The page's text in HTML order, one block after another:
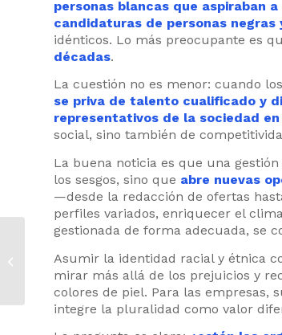
personas blancas que aspiraban
candidaturas de personas
idénticos. Lo más preocupante es
décadas.
La cuestión no es menor: cuando
se priva de talento cualificado y
representativos de la sociedad
social, sino también de
La buena noticia es que una
los sesgos, sino que abre nuevas
—desde la redacción de ofertas
perfiles variados, enriquecer el
gestionada de forma adecuada, se
Asumir la identidad racial y étnica
mirar más allá de los prejuicios y
colores de piel. Para las empresas,
integre la pluralidad como valor
Cinco señales de que
tu empresa está
avanzando en
diversidad cultural
(aunque...